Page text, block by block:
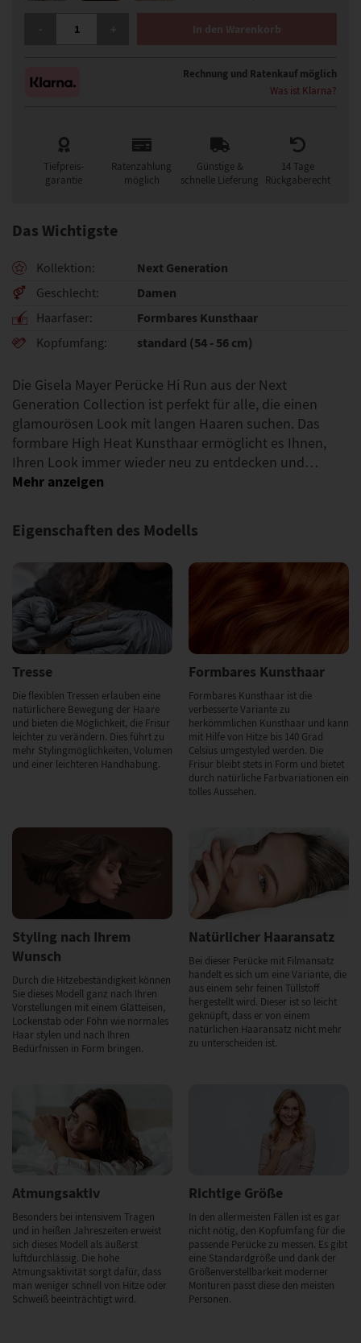
In den Warenkorb
Rechnung und Ratenkauf möglich
Was ist Klarna?
Tiefpreis-
garantie
Ratenzahlung
möglich
Günstige &
schnelle Lieferung
14 Tage
Rückgaberecht
Das Wichtigste
Kollektion Next Generation
Geschlecht Damen
Haarfaser Formbares Kunsthaar
Kopfumfang standard (54 - 56 cm)
Die Gisela Mayer Perücke Hi Run aus der Next
Generation Collection ist perfekt für alle, die einen
glamourösen Look mit langen Haaren suchen. Das
formbare High Heat Kunsthaar ermöglicht es Ihnen,
Ihren Look immer wieder neu zu entdecken und…
Eigenschaften des Modells
Tresse
Die flexiblen Tressen erlauben eine
natürlichere Bewegung der Haare
und bieten die Möglichkeit, die Frisur
leichter zu verändern. Dies führt zu
mehr Stylingmöglichkeiten, Volumen
und einer leichteren Handhabung.
Formbares Kunsthaar
Formbares Kunsthaar ist die
verbesserte Variante zu
herkömmlichen Kunsthaar und kann
mit Hilfe von Hitze bis 140 Grad
Celsius umgestyled werden. Die
Frisur bleibt stets in Form und bietet
durch natürliche Farbvariationen ein
tolles Aussehen.
Styling nach Ihrem
Wunsch
Durch die Hitzebeständigkeit können
Sie dieses Modell ganz nach Ihren
Vorstellungen mit einem Glätteisen,
Lockenstab oder Föhn wie normales
Haar stylen und nach Ihren
Bedürfnissen in Form bringen.
Natürlicher Haaransatz
Bei dieser Perücke mit Filmansatz
handelt es sich um eine Variante, die
aus einem sehr feinen Tüllstoff
hergestellt wird. Dieser ist so leicht
geknüpft, dass er von einem
natürlichen Haaransatz nicht mehr
zu unterscheiden ist.
Atmungsaktiv
Besonders bei intensivem Tragen
und in heißen Jahreszeiten erweist
sich dieses Modell als äußerst
luftdurchlässig. Die hohe
Atmungsaktivität sorgt dafür, dass
man weniger schnell von Hitze oder
Schweiß beeinträchtigt wird.
Richtige Größe
In den allermeisten Fällen ist es gar
nicht nötig, den Kopfumfang für die
passende Perücke zu messen. Es gibt
eine Standardgröße und dank der
Größenverstellbarkeit moderner
Monturen passt diese den meisten
Personen.